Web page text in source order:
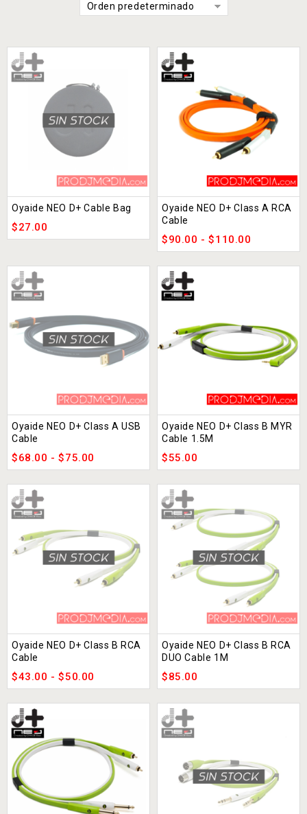
Orden predeterminado
Oyaide NEO D+ Cable Bag
$27.00
Oyaide NEO D+ Class A RCA
Cable
$90.00 - $110.00
Oyaide NEO D+ Class A USB
Cable
$68.00 - $75.00
Oyaide NEO D+ Class B MYR
Cable 1.5M
$55.00
Oyaide NEO D+ Class B RCA
Cable
$43.00 - $50.00
Oyaide NEO D+ Class B RCA
DUO Cable 1M
$85.00